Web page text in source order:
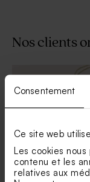
Consentement
Ce site web
Les cookies
contenu et les
relatives aux
Sticker autocollant
eucalyptus 3,7 cm
Nos clients